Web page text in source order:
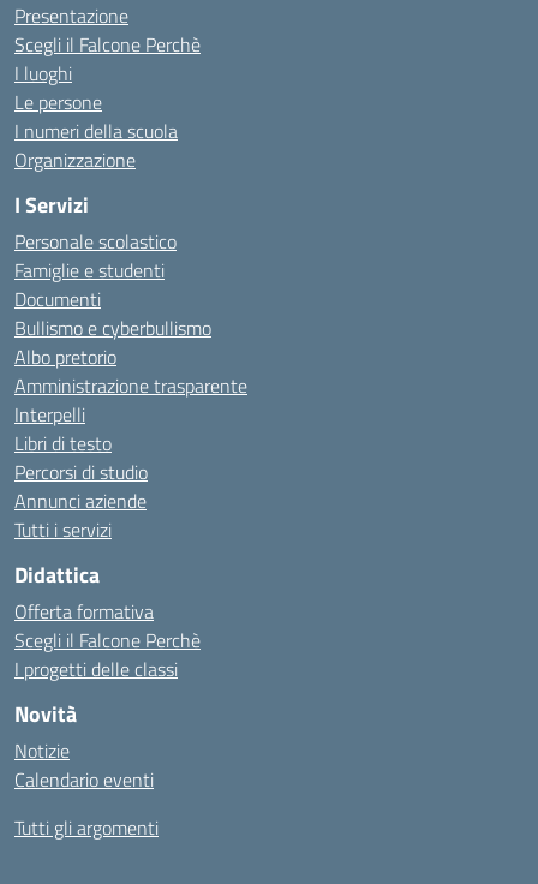
Presentazione
Scegli il Falcone Perchè
I luoghi
Le persone
I numeri della scuola
Organizzazione
I Servizi
Personale scolastico
Famiglie e studenti
Documenti
Bullismo e cyberbullismo
Albo pretorio
Amministrazione trasparente
Interpelli
Libri di testo
Percorsi di studio
Annunci aziende
Tutti i servizi
Didattica
Offerta formativa
Scegli il Falcone Perchè
I progetti delle classi
Novità
Notizie
Calendario eventi
Tutti gli argomenti